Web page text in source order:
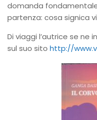
domanda
partenza: cosa signica
Di viaggi l’autrice se ne
sul suo sito http://